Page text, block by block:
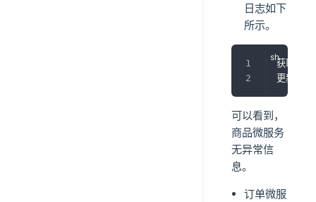
日志如下
所示。
获取到的
更新商
可以看到，
商品微服务
无异常信
息。
订单微服